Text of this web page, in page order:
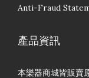
Anti-Fraud
產品資訊
本樂器商城皆販賣